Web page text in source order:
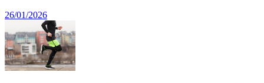
26/01/2026